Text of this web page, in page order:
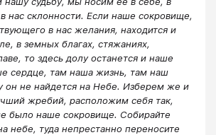
нас склонности. Если наше сокровище,
в нас желания, находится и
в земных благах, стяжаниях,
то здесь долу останется и наше
сердце, там наша жизнь, там наш
он не найдется на Небе. Изберем же и
жребий, расположим себя так,
было наше сокровище. Собирайте
небе, туда непрестанно переносите